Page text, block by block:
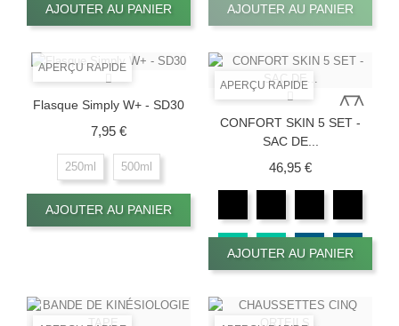
AJOUTER AU PANIER AJOUTER AU PANIER
APERÇU RAPIDE
Flasque Simply W+ - SD30
7,95 €Prix
250ml 500ml
AJOUTER AU PANIER
APERÇU RAPIDE
CONFORT SKIN 5 SET -
SAC DE...
46,95 €Prix
AJOUTER AU PANIER